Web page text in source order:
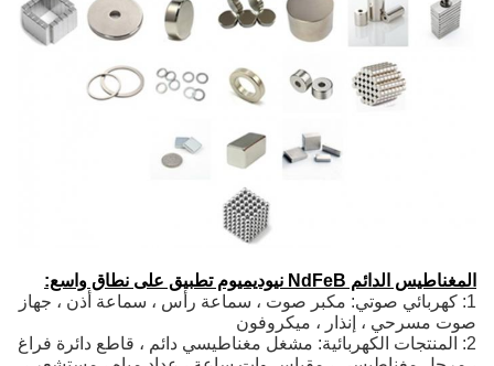
المغناطيس الدائم NdFeB نيوديميوم تطبيق على نطاق واسع:
1: كهربائي صوتي: مكبر صوت ، سماعة رأس ، سماعة أذن ، جهاز
صوت مسرحي ، إنذار ، ميكروفون
2: المنتجات الكهربائية: مشغل مغناطيسي دائم ، قاطع دائرة فراغ